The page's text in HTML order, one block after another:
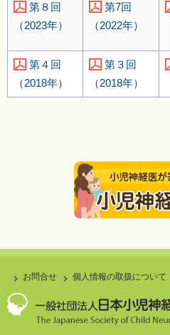
第８回
（2023年）
第7回
（2022年）
第４回
（2018年）
第３回
（2018年）
お問合せ 個人情報の取扱について